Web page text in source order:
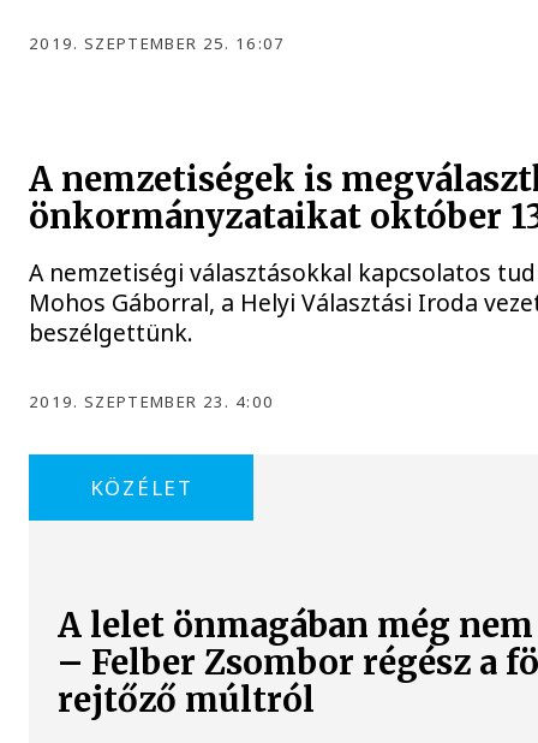
2019. SZEPTEMBER 25. 16:07
A nemzetiségek is
önkormányzataikat október
A nemzetiségi választásokkal kapcsolatos
Mohos Gáborral, a Helyi Választási Iroda
beszélgettünk.
2019. SZEPTEMBER 23. 4:00
KÖZÉLET
A lelet önmagában még
– Felber Zsombor régész a
rejtőző múltról